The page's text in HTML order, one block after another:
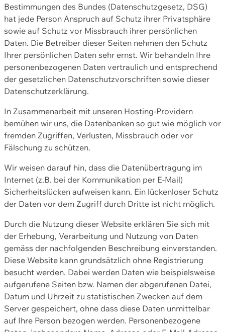
Bestimmungen des Bundes (Datenschutzgesetz, DSG)
hat jede Person Anspruch auf Schutz ihrer Privatsphäre
sowie auf Schutz vor Missbrauch ihrer persönlichen
Daten. Die Betreiber dieser Seiten nehmen den Schutz
Ihrer persönlichen Daten sehr ernst. Wir behandeln Ihre
personenbezogenen Daten vertraulich und entsprechend
der gesetzlichen Datenschutzvorschriften sowie dieser
Datenschutzerklärung.
In Zusammenarbeit mit unseren Hosting-Providern
bemühen wir uns, die Datenbanken so gut wie möglich vor
fremden Zugriffen, Verlusten, Missbrauch oder vor
Fälschung zu schützen.
Wir weisen darauf hin, dass die Datenübertragung im
Internet (z.B. bei der Kommunikation per E-Mail)
Sicherheitslücken aufweisen kann. Ein lückenloser Schutz
der Daten vor dem Zugriff durch Dritte ist nicht möglich.
Durch die Nutzung dieser Website erklären Sie sich mit
der Erhebung, Verarbeitung und Nutzung von Daten
gemäss der nachfolgenden Beschreibung einverstanden.
Diese Website kann grundsätzlich ohne Registrierung
besucht werden. Dabei werden Daten wie beispielsweise
aufgerufene Seiten bzw. Namen der abgerufenen Datei,
Datum und Uhrzeit zu statistischen Zwecken auf dem
Server gespeichert, ohne dass diese Daten unmittelbar
auf Ihre Person bezogen werden. Personenbezogene